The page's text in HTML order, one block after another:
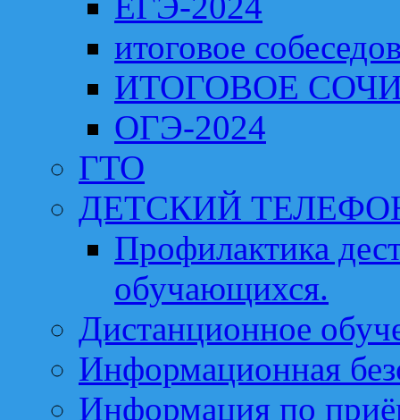
итоговое
ИТОГОВОЕ
ОГЭ-2024
ГТО
ДЕТСКИЙ
Профилактика
обучающихся.
Дистанционное
Информационная
Информация по